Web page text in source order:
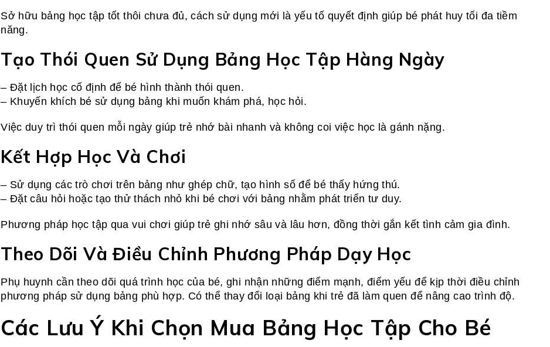
Sở hữu bảng học tập tốt thôi chưa đủ, cách sử dụng mới là yếu tố quyết định giúp bé phát huy tối đa tiềm
năng.
Tạo Thói Quen Sử Dụng Bảng Học Tập Hàng Ngày
– Đặt lịch học cố định để bé hình thành thói quen.
– Khuyến khích bé sử dụng bảng khi muốn khám phá, học hỏi.
Việc duy trì thói quen mỗi ngày giúp trẻ nhớ bài nhanh và không coi việc học là gánh nặng.
Kết Hợp Học Và Chơi
– Sử dụng các trò chơi trên bảng như ghép chữ, tạo hình số để bé thấy hứng thú.
– Đặt câu hỏi hoặc tạo thử thách nhỏ khi bé chơi với bảng nhằm phát triển tư duy.
Phương pháp học tập qua vui chơi giúp trẻ ghi nhớ sâu và lâu hơn, đồng thời gắn kết tình cảm gia đình.
Theo Dõi Và Điều Chỉnh Phương Pháp Dạy Học
Phụ huynh cần theo dõi quá trình học của bé, ghi nhận những điểm mạnh, điểm yếu để kịp thời điều chỉnh
phương pháp sử dụng bảng phù hợp. Có thể thay đổi loại bảng khi trẻ đã làm quen để nâng cao trình độ.
Các Lưu Ý Khi Chọn Mua Bảng Học Tập Cho Bé